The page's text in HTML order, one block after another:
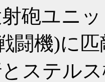
砲ユニ
闘機)に
ステル